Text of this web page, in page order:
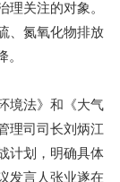
理关注的对象。
、氮氧化物排放
境法》和《大气
理司司长刘炳江
计划，明确具体
发言人张业遂在